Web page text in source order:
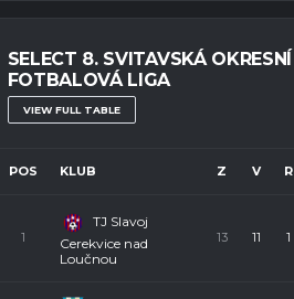
SELECT 8. SVITAVSKÁ OKRESNÍ
FOTBALOVÁ LIGA
VIEW FULL TABLE
POS KLUB Z V R
1
TJ Slavoj
Cerekvice nad
Loučnou
13 11 1